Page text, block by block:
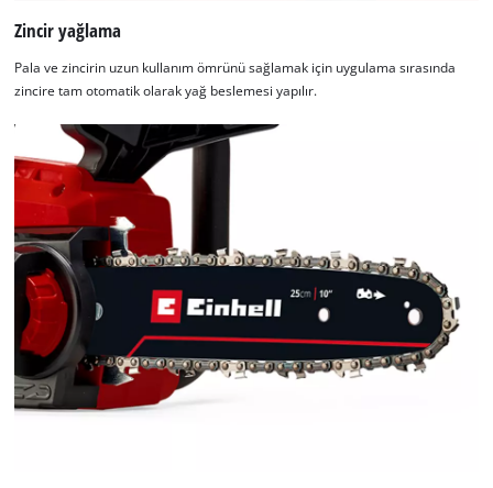
Zincir yağlama
Pala ve zincirin uzun kullanım ömrünü sağlamak için uygulama sırasında
zincire tam otomatik olarak yağ beslemesi yapılır.